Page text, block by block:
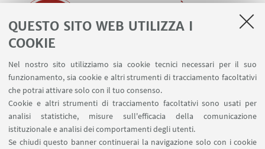
QUESTO SITO WEB UTILIZZA I
COOKIE
Nel nostro sito utilizziamo sia cookie tecnici necessari per il suo
funzionamento, sia cookie e altri strumenti di tracciamento facoltativi
che potrai attivare solo con il tuo consenso.
Cookie e altri strumenti di tracciamento facoltativi sono usati per
analisi statistiche, misure sull'efficacia della comunicazione
istituzionale e analisi dei comportamenti degli utenti.
Se chiudi questo banner continuerai la navigazione solo con i cookie
LA TUA OPINIONE È
IMPORTANTE
PRENOTAZIONE SERVIZI
Fai parte della comunità Unibo?
Prenota lo spazio di coworking o
una postazione PC.